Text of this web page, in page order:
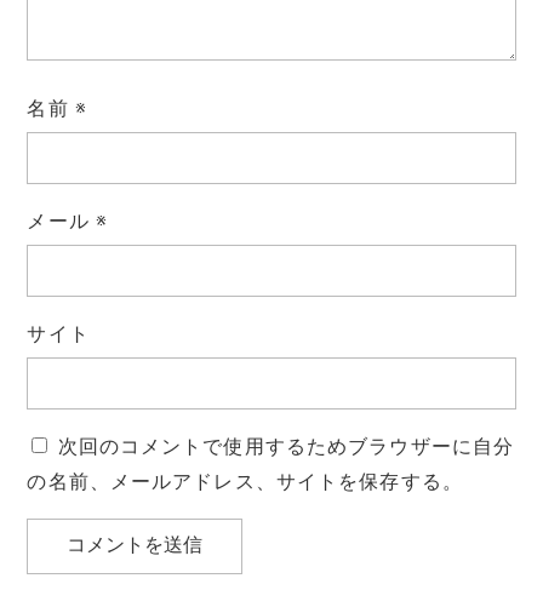
名前 ※
メール ※
サイト
次回のコメントで使用するためブラウザーに自分
の名前、メールアドレス、サイトを保存する。